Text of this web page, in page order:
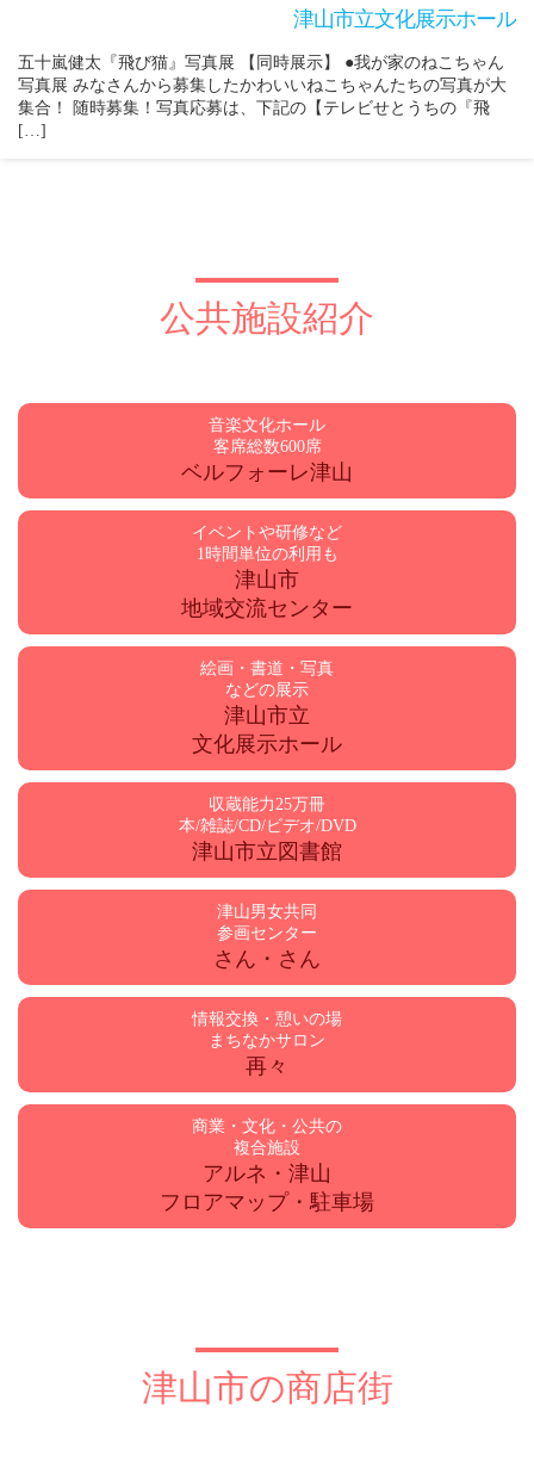
津山市立文化展示ホール
五十嵐健太『飛び猫』写真展 【同時展示】 ●我が家のねこちゃん
写真展 みなさんから募集したかわいいねこちゃんたちの写真が大
集合！ 随時募集！写真応募は、下記の【テレビせとうちの『飛
[…]
公共施設紹介
音楽文化ホール
客席総数600席
ベルフォーレ津山
イベントや研修など
1時間単位の利用も
津山市
地域交流センター
絵画・書道・写真
などの展示
津山市立
文化展示ホール
収蔵能力25万冊
本/雑誌/CD/ビデオ/DVD
津山市立図書館
津山男女共同
参画センター
さん・さん
情報交換・憩いの場
まちなかサロン
再々
商業・文化・公共の
複合施設
アルネ・津山
フロアマップ・駐車場
津山市の商店街